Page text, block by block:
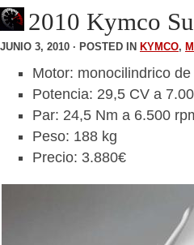
2010 Kymco
JUNIO 3, 2010 · POSTED IN KYMCO,
Motor: monocilindrico
Potencia: 29,5 CV a
Par: 24,5 Nm a 6.500
Peso: 188 kg
Precio: 3.880€